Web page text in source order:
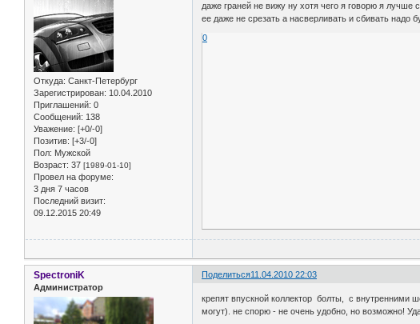
Откуда: Санкт-Петербург
Зарегистрирован: 10.04.2010
Приглашений: 0
Сообщений: 138
Уважение: [+0/-0]
Позитив: [+3/-0]
Пол: Мужской
Возраст: 37 [1989-01-10]
Провел на форуме:
3 дня 7 часов
Последний визит:
09.12.2015 20:49
даже граней не вижу ну хотя чего я говорю я лучше
ее даже не срезать а насверливать и сбивать надо
0
Поделиться11.04.2010 22:03
SpectroniK
Администратор
крепят впускной коллектор болты, с внутренними
могут). не спорю - не очень удобно, но возможно!